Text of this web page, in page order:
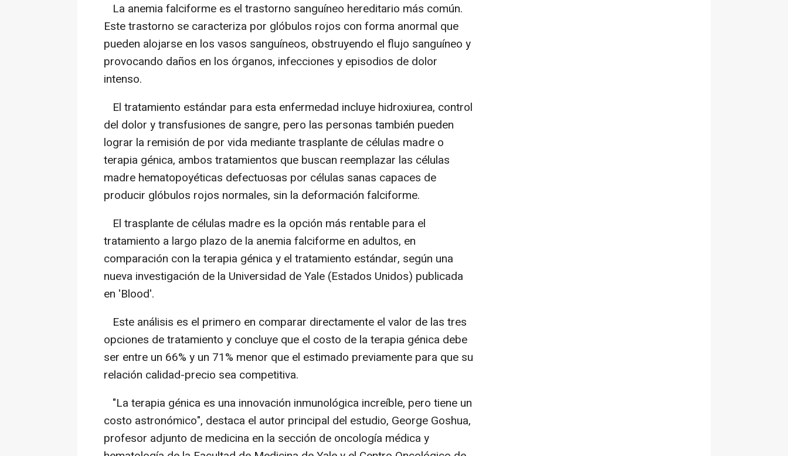
La anemia falciforme es el trastorno sanguíneo hereditario más común.
Este trastorno se caracteriza por glóbulos rojos con forma anormal que
pueden alojarse en los vasos sanguíneos, obstruyendo el flujo sanguíneo y
provocando daños en los órganos, infecciones y episodios de dolor
intenso.
El tratamiento estándar para esta enfermedad incluye hidroxiurea, control
del dolor y transfusiones de sangre, pero las personas también pueden
lograr la remisión de por vida mediante trasplante de células madre o
terapia génica, ambos tratamientos que buscan reemplazar las células
madre hematopoyéticas defectuosas por células sanas capaces de
producir glóbulos rojos normales, sin la deformación falciforme.
El trasplante de células madre es la opción más rentable para el
tratamiento a largo plazo de la anemia falciforme en adultos, en
comparación con la terapia génica y el tratamiento estándar, según una
nueva investigación de la Universidad de Yale (Estados Unidos) publicada
en 'Blood'.
Este análisis es el primero en comparar directamente el valor de las tres
opciones de tratamiento y concluye que el costo de la terapia génica debe
ser entre un 66% y un 71% menor que el estimado previamente para que su
relación calidad-precio sea competitiva.
"La terapia génica es una innovación inmunológica increíble, pero tiene un
costo astronómico", destaca el autor principal del estudio, George Goshua,
profesor adjunto de medicina en la sección de oncología médica y